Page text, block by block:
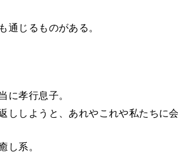
通じるものがある。
に孝行息子。
ししようと、あれやこれや私たちに
し系。